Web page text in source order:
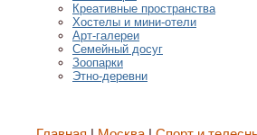
Креативные пространства
Хостелы и мини-отели
Арт-галереи
Семейный досуг
Зоопарки
Этно-деревни